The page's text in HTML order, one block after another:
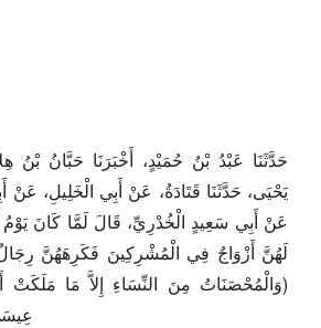
حَدَّثَنَا عَبْدُ بْنُ حُمَيْدٍ، أَخْبَرَنَا حَبَّانُ بْنُ
يَحْيَى، حَدَّثَنَا قَتَادَةُ، عَنْ أَبِي الْخَلِيلِ، عَنْ
عَنْ أَبِي سَعِيدٍ الْخُدْرِيِّ، قَالَ لَمَّا كَانَ
لَهُنَّ أَزْوَاجٌ فِي الْمُشْرِكِينَ فَكَرِهَهُنَّ
‏(‏وَالْمُحْصَنَاتُ مِنَ النِّسَاءِ إِلاَّ مَا مَلَكَتْ